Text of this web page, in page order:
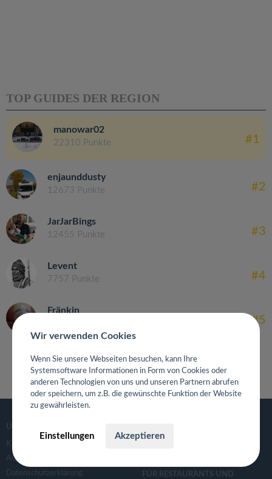
TOP GUIDES DER REGION
manowar02
22310 Punkte #1
enjaunddusty
12673 Punkte #2
JarJarBings
12455 Punkte #3
Levent
7757 Punkte #4
Fränkin
#5
ÜBER
Kontaktanfrage
AGB
Datenschutzerklärung
FÜR RESTAURANTS UND
Wir verwenden Cookies
Wenn Sie unsere Webseiten besuchen, kann Ihre
Systemsoftware Informationen in Form von Cookies oder
anderen Technologien von uns und unseren Partnern abrufen
oder speichern, um z.B. die gewünschte Funktion der Website
zu gewährleisten.
Einstellungen Akzeptieren